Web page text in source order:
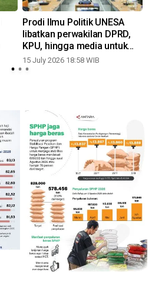
Prodi Ilmu Politik UNESA
libatkan perwakilan DPRD,
KPU, hingga media untuk
perkuat kurikulum
15 July 2026 18:58 WIB